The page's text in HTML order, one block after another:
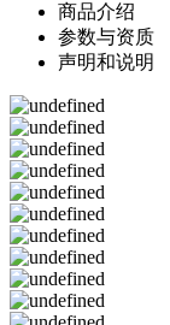
商品介绍
参数与资质
声明和说明